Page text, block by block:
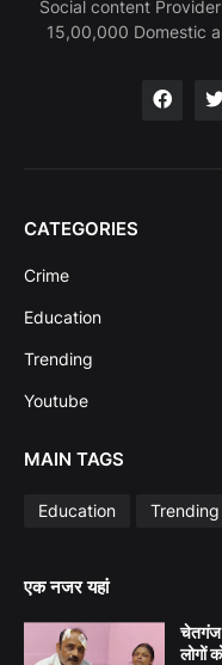
Social content
15,00,000 Domestic
CATEGORIES
Crime
Education
Trending
Youtube
MAIN TAGS
Education Trending
एक नजर यहां
चेतगंज
लोगों